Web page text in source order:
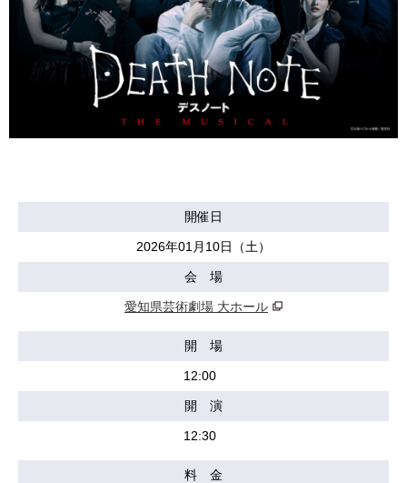
開催日
2026年01月10日（土）
会 場
愛知県芸術劇場 大ホール
開 場
12:00
開 演
12:30
料 金